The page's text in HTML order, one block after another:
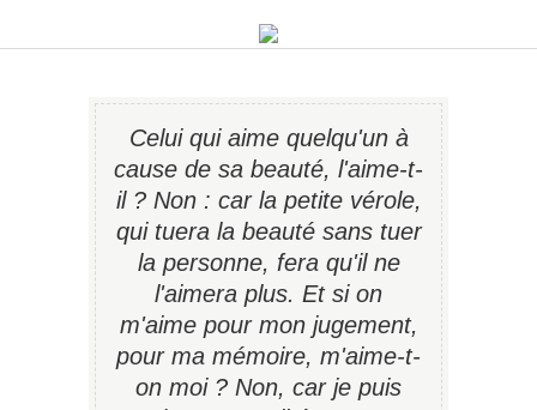
Celui qui aime quelqu'un à
cause de sa beauté, l'aime-t-
il ? Non : car la petite vérole,
qui tuera la beauté sans tuer
la personne, fera qu'il ne
l'aimera plus. Et si on
m'aime pour mon jugement,
pour ma mémoire, m'aime-t-
on moi ? Non, car je puis